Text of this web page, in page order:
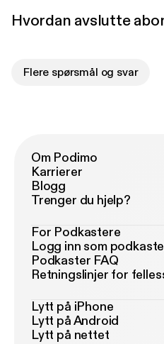
Hvordan avslutte
Flere spørsmål og svar
Om Podimo
Karrierer
Blogg
Trenger du hjelp?
For Podkastere
Logg inn som
Podkaster FAQ
Retningslinjer for
Lytt på iPhone
Lytt på Android
Lytt på nettet